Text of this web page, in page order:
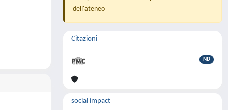
dell'ateneo
Citazioni
ND
social impact